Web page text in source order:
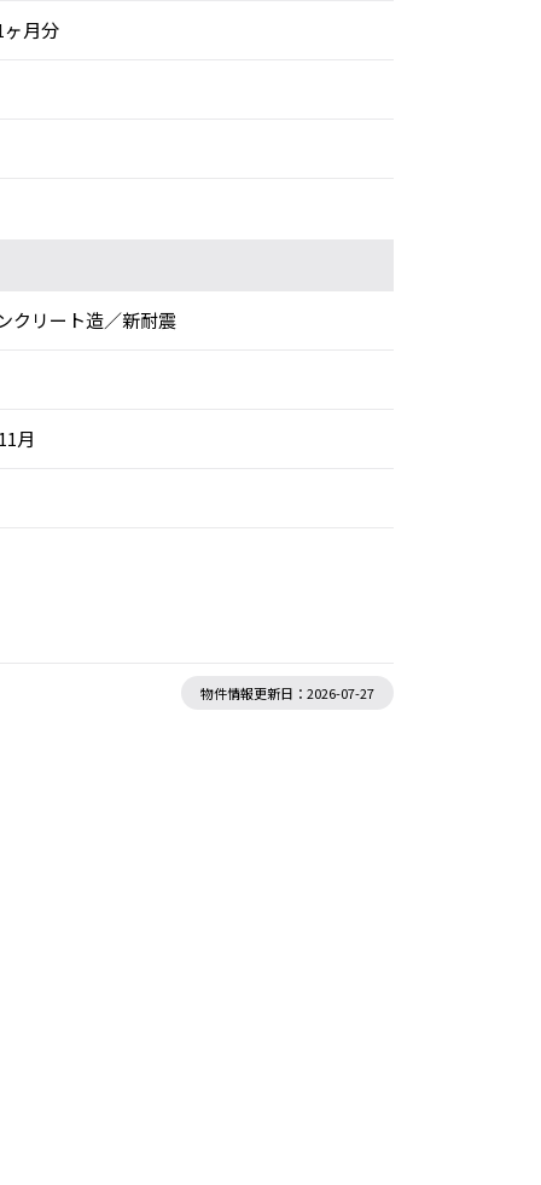
月分
クリート造／新耐震
月
物件情報更新日：2026-07-27